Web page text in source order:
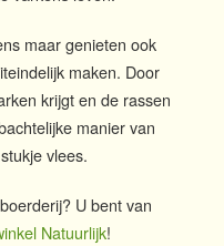
maar genieten ook
maken. Door
krijgt en de rassen
manier van
vlees.
U bent van
Natuurlijk!